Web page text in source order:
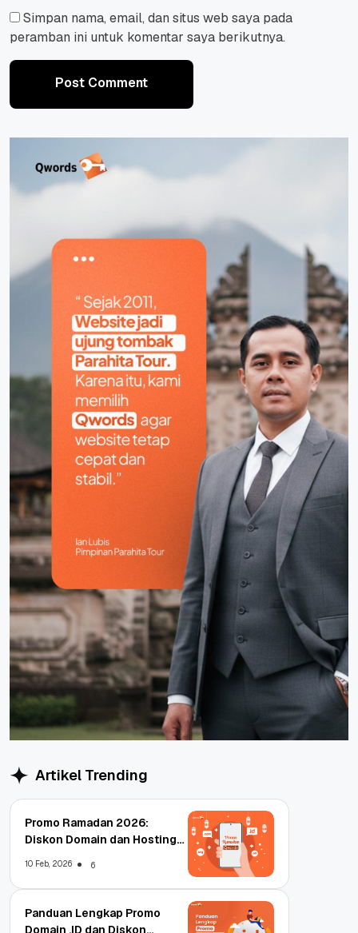
Simpan nama, email, dan situs web saya pada
peramban ini untuk komentar saya berikutnya.
Post Comment
Artikel Trending
Promo Ramadan 2026:
Diskon Domain dan Hosting
10 Feb, 2026 6
Panduan Lengkap Promo
Domain .ID dan Diskon